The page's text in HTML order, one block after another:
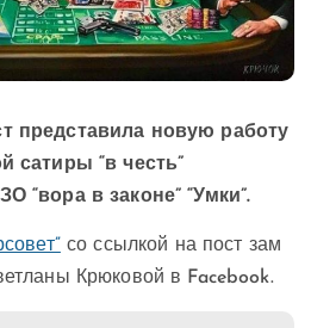
представила новую работу
сатиры “в честь”
“вора в законе” “Умки”.
со ссылкой на пост зам
Крюковой в Facebook.